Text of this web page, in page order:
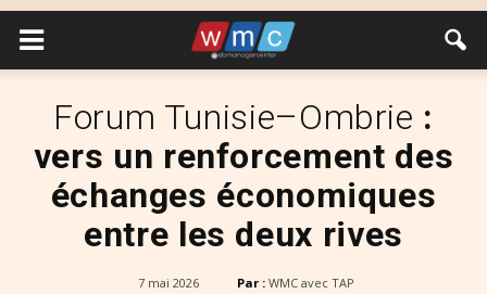
Forum Tunisie–Ombrie :
vers un renforcement des
échanges économiques
entre les deux rives
7 mai 2026 Par : WMC avec TAP